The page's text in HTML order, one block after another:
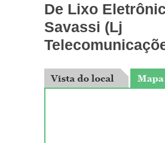
De Lixo
Savassi (Lj